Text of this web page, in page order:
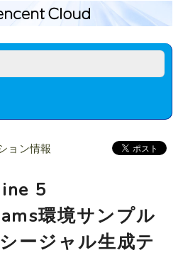
ョン情報
5
環境サンプル
ージャル生成テ